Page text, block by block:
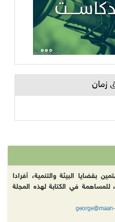
زمان
بقضايا البيئة والتنمية، أفرادا
للمساهمة في الكتابة لهذه المجلة